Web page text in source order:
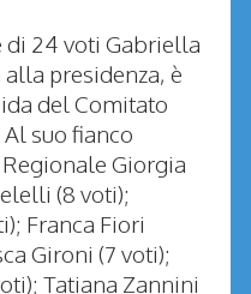
di 24 voti Gabriella
presidenza, è
del Comitato
suo fianco
Giorgia
(8 voti);
Franca Fiori
Gironi (7 voti);
Tatiana Zannini